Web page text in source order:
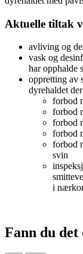
Aktuelle tiltak
avliving og
vask og
har opphalde
oppretting av
dyrehaldet
forbod
forbod
forbod
forbod
forbod
svin
i
Fann du